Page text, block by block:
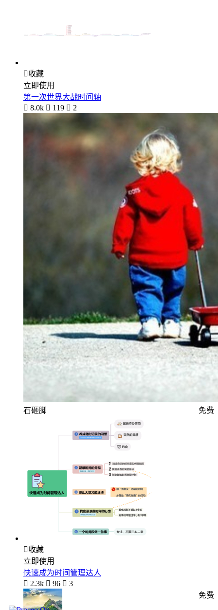
收藏
立即使用
第一次世界大战时间轴
 8.0k  119  2
石砸脚 免费
收藏
立即使用
快速成为时间管理达人
 2.3k  96  3
免费